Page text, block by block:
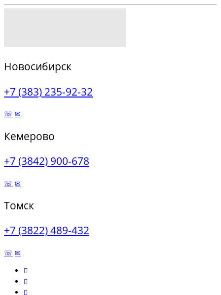
Новосибирск
+7 (383) 235-92-32
☏ ✉
Кемерово
+7 (3842) 900-678
☏ ✉
Томск
+7 (3822) 489-432
☏ ✉